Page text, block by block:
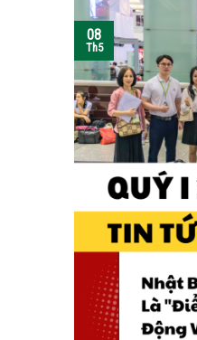
08
Th5